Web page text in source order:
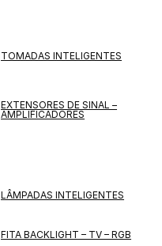
TOMADAS INTELIGENTES
EXTENSORES DE SINAL –
AMPLIFICADORES
LÂMPADAS INTELIGENTES
FITA BACKLIGHT – TV – RGB